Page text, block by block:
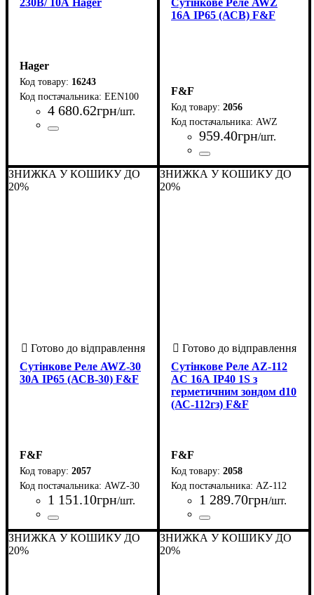
Hager
16243
EEN100
4 680.62грн/шт.
16А IP65 (АСВ) F&F
F&F
2056
AWZ
959.40грн/шт.
16
ЗНИЖКА У КОШИКУ ДО
20%
Сутінкове Реле AWZ-30
30А IP65 (АСВ-30) F&F
F&F
2057
AWZ-30
1 151.10грн/шт.
30
ЗНИЖКА У КОШИКУ ДО
20%
Сутінкове Реле AZ-112
AC 16А ІР40 1S з
герметичним зондом d10
(АС-112гз) F&F
F&F
2058
AZ-112
1 289.70грн/шт.
16
ЗНИЖКА У КОШИКУ ДО
20%
ЗНИЖКА У КОШИКУ ДО
20%